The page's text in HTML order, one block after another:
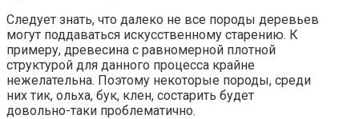
Следует знать, что далеко не все породы деревьев
могут поддаваться искусственному старению. К
примеру, древесина с равномерной плотной
структурой для данного процесса крайне
нежелательна. Поэтому некоторые породы, среди
них тик, ольха, бук, клен, состарить будет
довольно-таки проблематично.